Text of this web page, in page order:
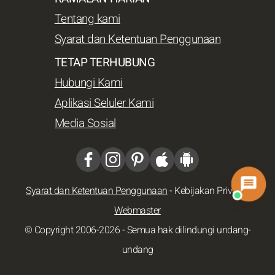
Tentang kami
Syarat dan Ketentuan Penggunaan
TETAP TERHUBUNG
Hubungi Kami
Aplikasi Seluler Kami
Media Sosial
Syarat dan Ketentuan Penggunaan- Kebijakan Privasi-
Webmaster
© Copyright 2006-2026 - Semua hak dilindungi undang-
undang